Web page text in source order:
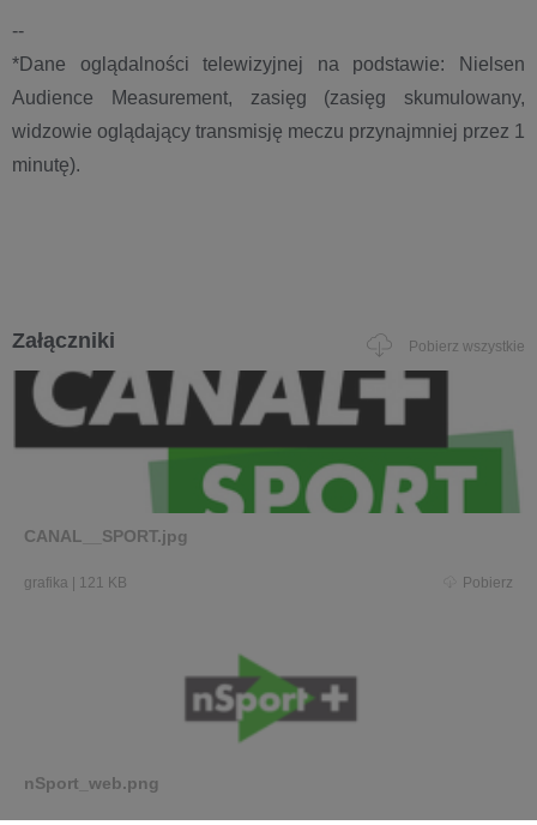
--
*Dane oglądalności telewizyjnej na podstawie: Nielsen
Audience Measurement, zasięg (zasięg skumulowany,
widzowie oglądający transmisję meczu przynajmniej przez 1
minutę).
Załączniki Pobierz wszystkie
CANAL__SPORT.jpg
grafika 121 KB Pobierz
nSport_web.png